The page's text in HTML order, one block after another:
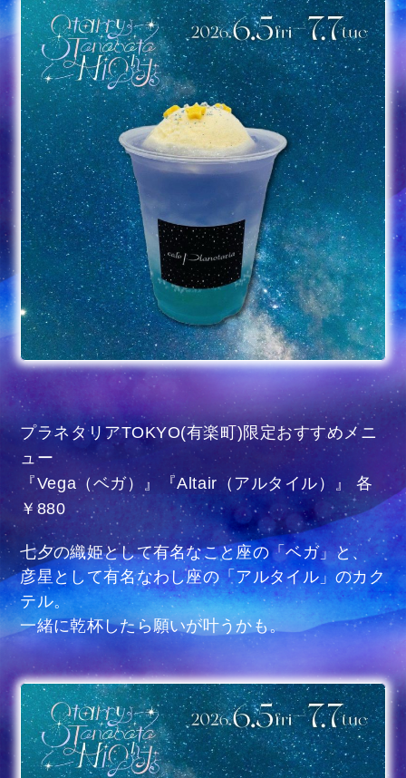
プラネタリアTOKYO(有楽町)限定おすすめメニ
ュー
『Vega（ベガ）』『Altair（アルタイル）』 各
￥880
七夕の織姫として有名なこと座の「ベガ」と、
彦星として有名なわし座の「アルタイル」のカク
テル。
一緒に乾杯したら願いが叶うかも。